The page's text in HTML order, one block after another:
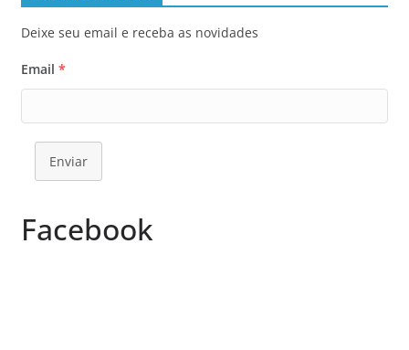
Deixe seu email e receba as novidades
Email *
Enviar
Facebook